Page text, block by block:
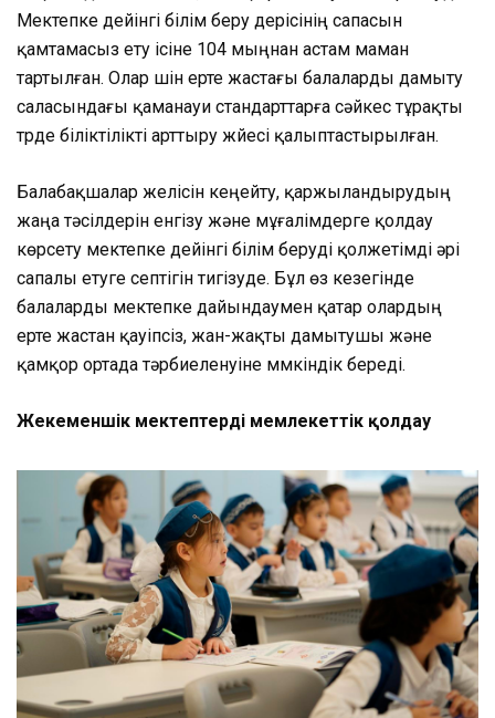
Мектепке дейінгі білім беру үдерісінің сапасын
қамтамасыз ету ісіне 104 мыңнан астам маман
тартылған. Олар үшін ерте жастағы балаларды дамыту
саласындағы қаманауи стандарттарға сәйкес тұрақты
түрде біліктілікті арттыру жүйесі қалыптастырылған.
Балабақшалар желісін кеңейту, қаржыландырудың
жаңа тәсілдерін енгізу және мұғалімдерге қолдау
көрсету мектепке дейінгі білім беруді қолжетімді әрі
сапалы етуге септігін тигізуде. Бұл өз кезегінде
балаларды мектепке дайындаумен қатар олардың
ерте жастан қауіпсіз, жан-жақты дамытушы және
қамқор ортада тәрбиеленуіне мүмкіндік береді.
Жекеменшік мектептерді мемлекеттік қолдау